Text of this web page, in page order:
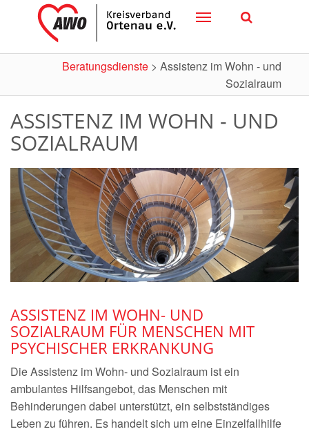
Toggle
Beratungsdienste > Assistenz im Wohn - und
Sozialraum
ASSISTENZ IM WOHN - UND
SOZIALRAUM
ASSISTENZ IM WOHN- UND
SOZIALRAUM FÜR MENSCHEN MIT
PSYCHISCHER ERKRANKUNG
Die Assistenz im Wohn- und Sozialraum ist ein
ambulantes Hilfsangebot, das Menschen mit
Behinderungen dabei unterstützt, ein selbstständiges
Leben zu führen. Es handelt sich um eine Einzelfallhilfe